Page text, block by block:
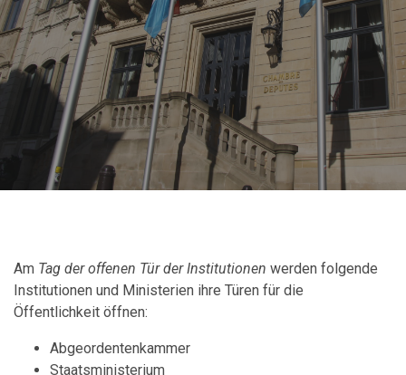
Am Tag der offenen Tür der Institutionen werden folgende
Institutionen und Ministerien ihre Türen für die
Öffentlichkeit öffnen:
Abgeordentenkammer
Staatsministerium